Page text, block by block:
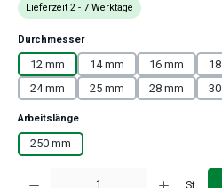
Lieferzeit 2 - 7 Werktage
Durchmesserauswählen
12 mm 14 mm 16 mm
24 mm
25 mm 28 mm
Arbeitslängeauswählen
250 mm
Produkt Anzahl: Gib den gewünschten
St